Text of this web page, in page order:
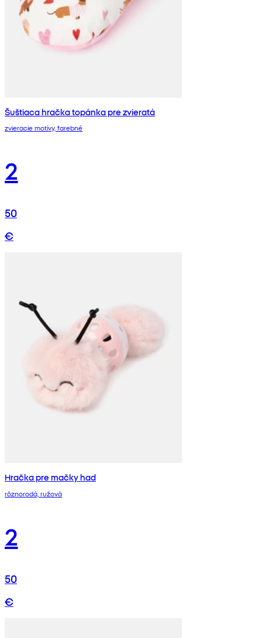
Šuštiaca hračka topánka pre zvieratá
zvieracie motívy, farebné
2
50
€
Hračka pre mačky had
rôznorodá, ružová
2
50
€